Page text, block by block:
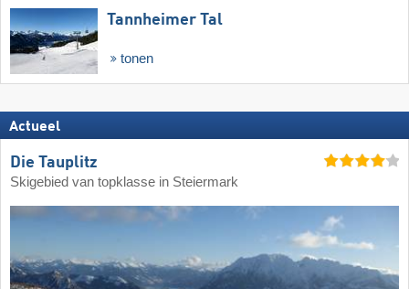
Tannheimer Tal
tonen
Actueel
Die Tauplitz
Skigebied van topklasse in Steiermark